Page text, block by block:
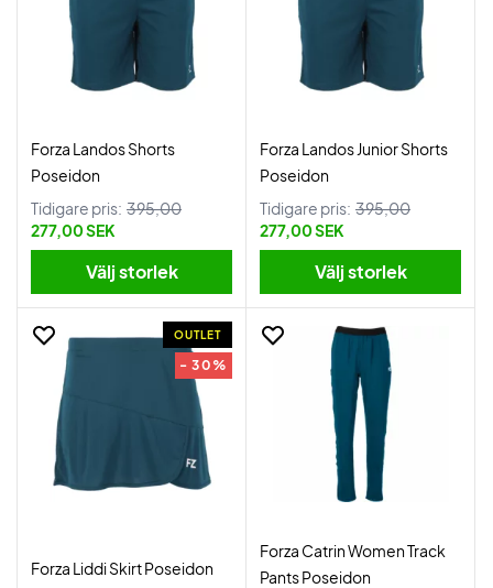
Forza Landos Shorts
Poseidon
Tidigare pris: 395,00
277,00 SEK
Välj storlek
Forza Landos Junior Shorts
Poseidon
Tidigare pris: 395,00
277,00 SEK
Välj storlek
OUTLET
- 30%
Forza Liddi Skirt Poseidon
Forza Catrin Women Track
Pants Poseidon